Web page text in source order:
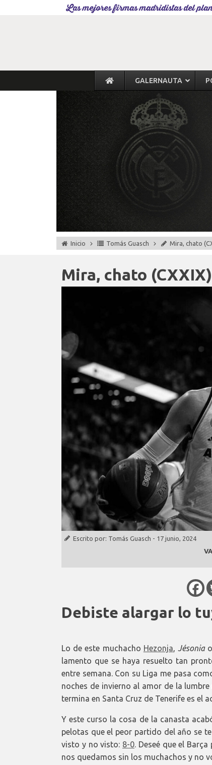
Las mejores firmas madridistas del
GALERNAUTA
Inicio Tomás Guasch Mira, chato
Mira, chato (CXXIX)
Escrito por: Tomás Guasch - 17 junio, 2024
Debiste alargar lo
Lo de este muchacho Hezonja Jésoniao
lamento que se haya resuelto tan
entre semana. Con su Liga me pasa
noches de invierno al amor de la
termina en Santa Cruz de Tenerife es el
Y este curso la cosa de la canasta
pelotas que el peor partido del año se
visto y no visto: 8-0 . Deseé que el
nos quedamos sin los muchachos y no